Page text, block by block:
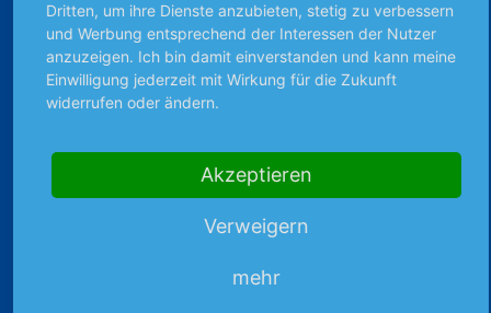
Favoriten
Finanzpodcast
Strategie
Thema der Woche
Dritten, um ihre Dienste anzubieten, stetig zu verbessern
und Werbung entsprechend der Interessen der Nutzer
anzuzeigen. Ich bin damit einverstanden und kann meine
Einwilligung jederzeit mit Wirkung für die Zukunft
widerrufen oder ändern.
Akzeptieren
Verweigern
mehr